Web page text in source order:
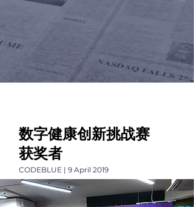
数字健康创新挑战赛
获奖者
CODEBLUE | 9 April 2019